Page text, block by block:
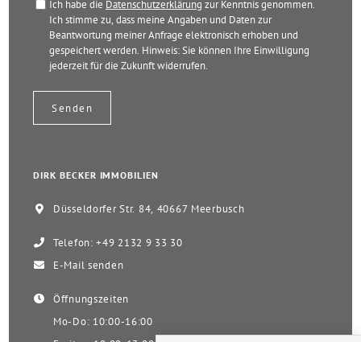
Ich habe die Datenschutzerklärung zur Kenntnis genommen.
Ich stimme zu, dass meine Angaben und Daten zur
Beantwortung meiner Anfrage elektronisch erhoben und
gespeichert werden. Hinweis: Sie können Ihre Einwilligung
jederzeit für die Zukunft widerrufen.
DIRK BECKER IMMOBILIEN
Düsseldorfer Str. 84, 40667 Meerbusch
Telefon: +49 2132 9 33 30
E-Mail senden
Öffnungszeiten
Mo-Do: 10:00-16:00